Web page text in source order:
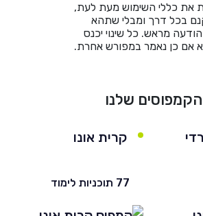
את כללי השימוש מעת לעת,
בכל דרך ומבלי שתהא
מראש. כל שינוי יכנס
אם כן נאמר במפורש אחרת.
הקמפוסים שלנו
קרית אונו
77 תוכניות לימוד